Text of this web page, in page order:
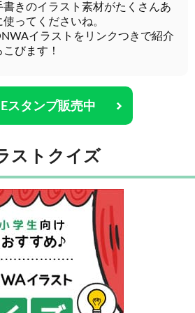
きのイラスト素材がたくさんあ
ってくださいね。
イラストをリンクつきで紹介
びます！
スタンプ販売中
ストクイズ